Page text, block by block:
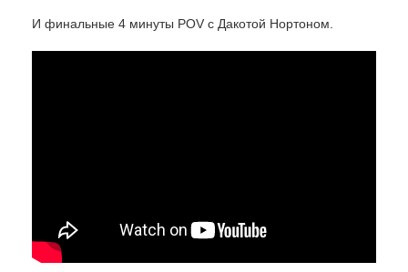
И финальные 4 минуты POV с Дакотой Нортоном.